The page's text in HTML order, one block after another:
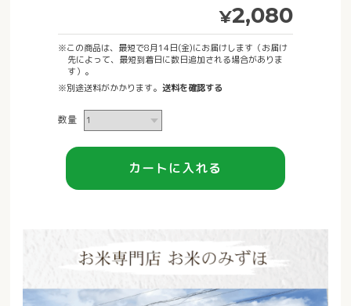
¥2,080
※この商品は、最短で8月14日(金)にお届けします（お届け
先によって、最短到着日に数日追加される場合がありま
す）。
※別途送料がかかります。 送料を確認する
数量
カートに入れる